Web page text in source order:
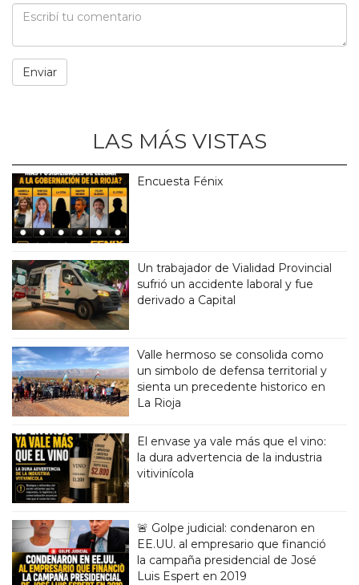
LAS MÁS VISTAS
Encuesta Fénix
Un trabajador de Vialidad Provincial
sufrió un accidente laboral y fue
derivado a Capital
Valle hermoso se consolida como
un simbolo de defensa territorial y
sienta un precedente historico en
La Rioja
El envase ya vale más que el vino:
la dura advertencia de la industria
vitivinícola
🚨 Golpe judicial: condenaron en
EE.UU. al empresario que financió
la campaña presidencial de José
Luis Espert en 2019